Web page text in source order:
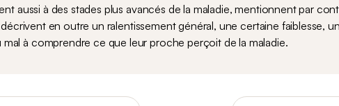
aussi à des stades plus avancés de la maladie, mentionnent par
en outre un ralentissement général, une certaine faiblesse,
à comprendre ce que leur proche perçoit de la maladie.